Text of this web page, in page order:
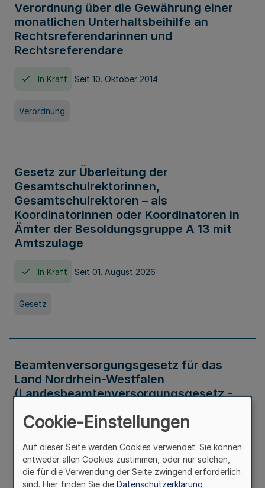
Verordnung über die Gewährung einer
monatlichen Unterhaltsbeihilfe an
Rechtsreferendarinnen und
Rechtsreferendare
In Kraft Seit 10. Oktober 2014
Verordnung
Gesetz zur Überleitung der
Gesamtschulrektorinnen,
Gesamtschulrektoren – als
Koordinatorinnen oder Koordinatoren in
Ämter der Besoldungsgruppe A 13 mit
Amtszulage
In Kraft Seit 01. August 2026
Gesetz
Beamtenversorgungsgesetz für das
Land Nordrhein-Westfalen
(Landesbeamtenversorgungsgesetz -
Gesetz
Cookie-Einstellungen
Auf dieser Seite werden Cookies verwendet. Sie können
entweder allen Cookies zustimmen, oder nur solchen,
die für die Verwendung der Seite zwingend erforderlich
sind. Hier finden Sie die Datenschutzerklärung